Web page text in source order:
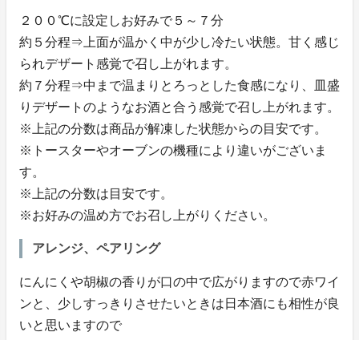
２００℃に設定しお好みで５～７分
約５分程⇒上面が温かく中が少し冷たい状態。甘く感じ
られデザート感覚で召し上がれます。
約７分程⇒中まで温まりとろっとした食感になり、皿盛
りデザートのようなお酒と合う感覚で召し上がれます。
※上記の分数は商品が解凍した状態からの目安です。
※トースターやオーブンの機種により違いがございま
す。
※上記の分数は目安です。
※お好みの温め方でお召し上がりください。
アレンジ、ペアリング
にんにくや胡椒の香りが口の中で広がりますので赤ワイ
ンと、少しすっきりさせたいときは日本酒にも相性が良
いと思いますので